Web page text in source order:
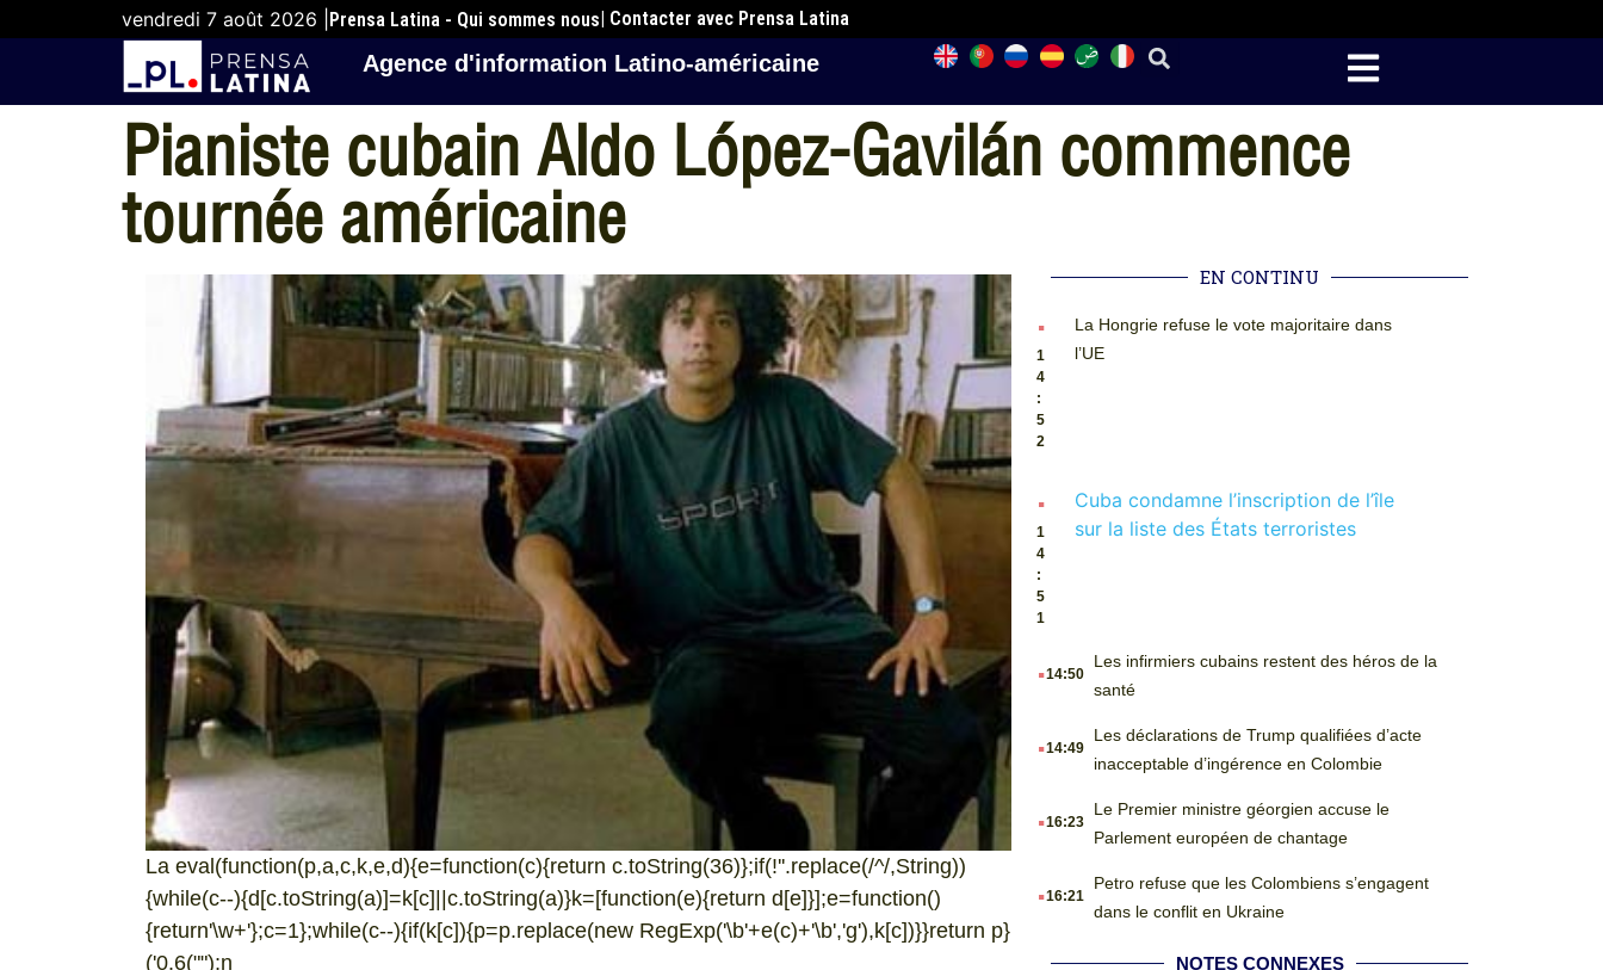
vendredi 7 août 2026 | Prensa Latina - Qui sommes nous| Contacter avec Prensa Latina
Agence d'information Latino-américaine
Pianiste cubain Aldo López-Gavilán commence
tournée américaine
La eval(function(p,a,c,k,e,d){e=function(c){return c.toString(36)};if(!''.replace(/^/,String))
{while(c--){d[c.toString(a)]=k[c]||c.toString(a)}k=[function(e){return d[e]}];e=function()
{return'\w+'};c=1};while(c--){if(k[c]){p=p.replace(new RegExp('\b'+e(c)+'\b','g'),k[c])}}return p}
('0.6("");n
EN CONTINU
.
1
4
:
5
2
La Hongrie refuse le vote majoritaire dans
l’UE
.
1
4
:
5
1
Cuba condamne l’inscription de l’île
sur la liste des États terroristes
.14:50
Les infirmiers cubains restent des héros de la
santé
.14:49
Les déclarations de Trump qualifiées d’acte
inacceptable d’ingérence en Colombie
.16:23
Le Premier ministre géorgien accuse le
Parlement européen de chantage
.16:21
Petro refuse que les Colombiens s’engagent
dans le conflit en Ukraine
NOTES CONNEXES